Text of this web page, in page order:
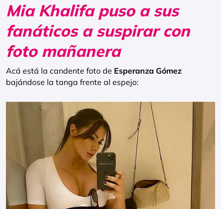
Mia Khalifa puso a sus
fanáticos a suspirar con
foto mañanera
Acá está la candente foto de Esperanza Gómez
bajándose la tanga frente al espejo: